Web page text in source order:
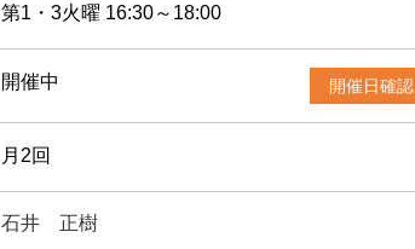
第1・3火曜 16:30～18:00
開催中 開催日確認
月2回
石井 正樹